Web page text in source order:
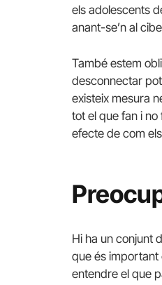
els adolescents
anant-se’n al
També estem
desconnectar
existeix mesura
tot el que fan i
efecte de com
Hi ha un conjunt
que és important
entendre el que